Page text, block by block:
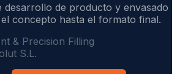
desarrollo de producto y envasado
concepto hasta el formato final.
& Precision Filling
S.L.